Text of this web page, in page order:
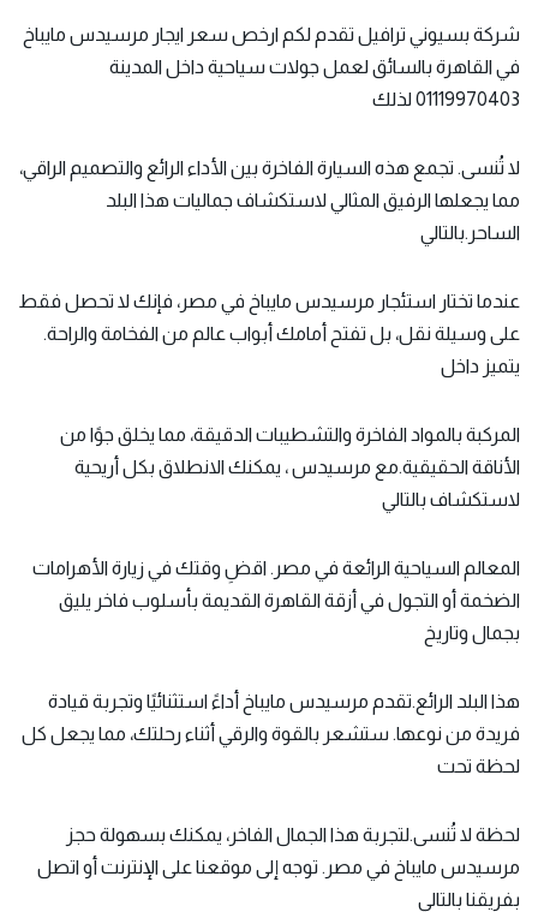
شركة بسيوني ترافيل تقدم لكم ارخص سعر ايجار مرسيدس مايباخ
في القاهرة بالسائق لعمل جولات سياحية داخل المدينة
01119970403 لذلك
لا تُنسى. تجمع هذه السيارة الفاخرة بين الأداء الرائع والتصميم الراقي،
مما يجعلها الرفيق المثالي لاستكشاف جماليات هذا البلد
الساحر.بالتالي
عندما تختار استئجار مرسيدس مايباخ في مصر، فإنك لا تحصل فقط
على وسيلة نقل، بل تفتح أمامك أبواب عالم من الفخامة والراحة.
يتميز داخل
المركبة بالمواد الفاخرة والتشطيبات الدقيقة، مما يخلق جوًا من
الأناقة الحقيقية.مع مرسيدس ، يمكنك الانطلاق بكل أريحية
لاستكشاف بالتالي
المعالم السياحية الرائعة في مصر. اقضِ وقتك في زيارة الأهرامات
الضخمة أو التجول في أزقة القاهرة القديمة بأسلوب فاخر يليق
بجمال وتاريخ
هذا البلد الرائع.تقدم مرسيدس مايباخ أداءً استثنائيًا وتجربة قيادة
فريدة من نوعها. ستشعر بالقوة والرقي أثناء رحلتك، مما يجعل كل
لحظة تحت
لحظة لا تُنسى.لتجربة هذا الجمال الفاخر، يمكنك بسهولة حجز
مرسيدس مايباخ في مصر. توجه إلى موقعنا على الإنترنت أو اتصل
بفريقنا بالتالي